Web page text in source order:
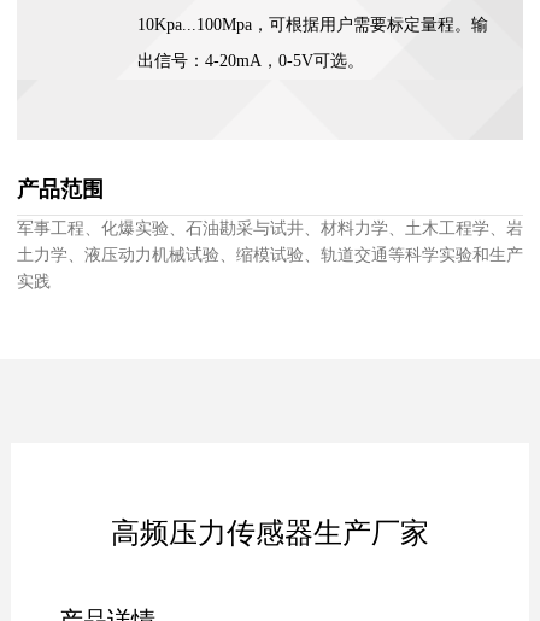
10Kpa...100Mpa，可根据用户需要标定量程。输
出信号：4-20mA，0-5V可选。
产品范围
军事工程、化爆实验、石油勘采与试井、材料力学、土木工程学、岩
土力学、液压动力机械试验、缩模试验、轨道交通等科学实验和生产
实践
高频压力传感器生产厂家